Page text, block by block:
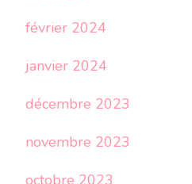
février 2024
janvier 2024
décembre 2023
novembre 2023
octobre 2023